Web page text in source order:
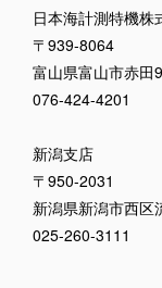
日本海計測特機株
〒939-8064
富山県富山市赤田
076-424-4201
新潟支店
〒950-2031
新潟県新潟市西区
025-260-3111